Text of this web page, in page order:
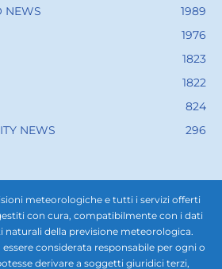
NEWS
1989
1976
1823
1822
824
NEWS
296
meteorologiche e tutti i servizi offerti
con cura, compatibilmente con i dati
naturali della previsione meteorologica.
considerata responsabile per ogni o
derivare a soggetti giuridici terzi,